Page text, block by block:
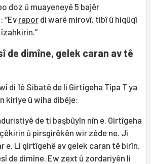
doz û muayeneyê 5 bajêr
“Ev rapor di warê mirovî, tibî û hiqûqî
de dimîne, gelek caran av tê
di 1ê Sibatê de li Girtîgeha Tîpa T ya
kiriye û wiha dibêje:
de ti başbûyîn nîn e. Girtîgeha
û pirsgirêkên wir zêde ne. Ji
e. Li girtîgehê av gelek caran tê birîn.
de dimîne. Ew zext û zordariyên li